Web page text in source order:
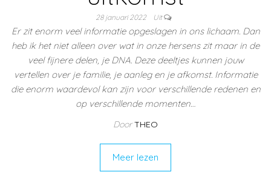
28 januari 2022 Uit
Er zit enorm veel informatie opgeslagen in ons lichaam. Dan
heb ik het niet alleen over wat in onze hersens zit maar in de
veel fijnere delen, je DNA. Deze deeltjes kunnen jouw
vertellen over je familie, je aanleg en je afkomst. Informatie
die enorm waardevol kan zijn voor verschillende redenen en
op verschillende momenten…
Door THEO
Meer lezen